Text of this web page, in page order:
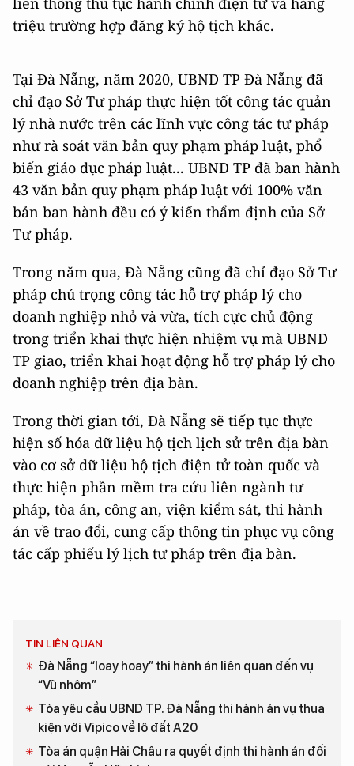
triệu trường hợp đăng ký hộ tịch khác.
Tại Đà Nẵng, năm 2020, UBND TP Đà Nẵng đã
chỉ đạo Sở Tư pháp thực hiện tốt công tác quản
lý nhà nước trên các lĩnh vực công tác tư pháp
như rà soát văn bản quy phạm pháp luật, phổ
biến giáo dục pháp luật... UBND TP đã ban hành
43 văn bản quy phạm pháp luật với 100% văn
bản ban hành đều có ý kiến thẩm định của Sở
Tư pháp.
Trong năm qua, Đà Nẵng cũng đã chỉ đạo Sở Tư
pháp chú trọng công tác hỗ trợ pháp lý cho
doanh nghiệp nhỏ và vừa, tích cực chủ động
trong triển khai thực hiện nhiệm vụ mà UBND
TP giao, triển khai hoạt động hỗ trợ pháp lý cho
doanh nghiệp trên địa bàn.
Trong thời gian tới, Đà Nẵng sẽ tiếp tục thực
hiện số hóa dữ liệu hộ tịch lịch sử trên địa bàn
vào cơ sở dữ liệu hộ tịch điện tử toàn quốc và
thực hiện phần mềm tra cứu liên ngành tư
pháp, tòa án, công an, viện kiểm sát, thi hành
án về trao đổi, cung cấp thông tin phục vụ công
tác cấp phiếu lý lịch tư pháp trên địa bàn.
TIN LIÊN QUAN
Đà Nẵng “loay hoay” thi hành án liên quan đến vụ
“Vũ nhôm”
Tòa yêu cầu UBND TP. Đà Nẵng thi hành án vụ thua
kiện với Vipico về lô đất A20
Tòa án quận Hải Châu ra quyết định thi hành án đối